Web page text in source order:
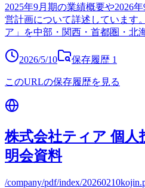
2025年9月期の業績概要や2026
営計画について詳述しています
ア」を中部・関西・首都圏・北
2026/5/10 保存履歴 1
このURLの保存履歴を見る
株式会社ティア 個人
明会資料
/company/pdf/index/